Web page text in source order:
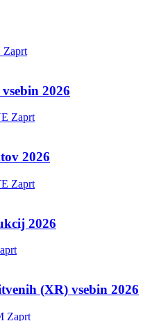
Zaprt
2026
Zaprt
2026
Zaprt
2026
(XR) vsebin 2026
Zaprt